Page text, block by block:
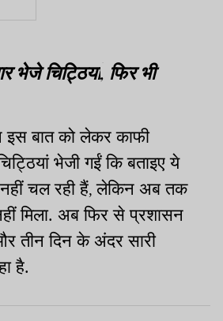
भेजे चिट्ठियां, फिर भी
इस बात को लेकर काफी
भेजी गईं कि बताइए ये
चल रही हैं,लेकिन अब तक
मिला. अब फिर से प्रशासन
तीन दिन के अंदर सारी
है.